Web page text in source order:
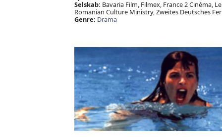
Selskab: Bavaria Film, Filmex, France 2 Cinéma,
Romanian Culture Ministry, Zweites Deutsches
Genre: Drama